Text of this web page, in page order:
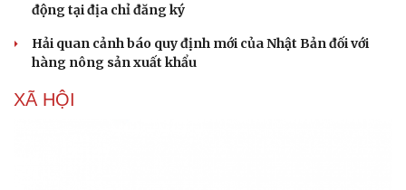
động tại địa chỉ đăng ký
Hải quan cảnh báo quy định mới của Nhật Bản đối với
hàng nông sản xuất khẩu
XÃ HỘI